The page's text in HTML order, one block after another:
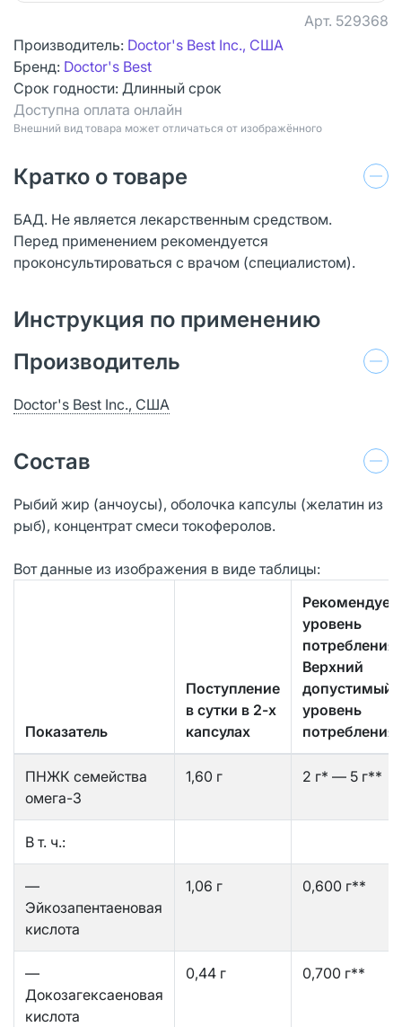
Арт. 529368
Производитель: Doctor's Best Inc., США
Бренд: Doctor's Best
Срок годности: Длинный срок
Доступна оплата онлайн
Bнешний вид товара может отличаться от изображённого
Кратко о товаре
БАД. Не является лекарственным средством.
Перед применением рекомендуется
проконсультироваться с врачом (специалистом).
Инструкция по применению
Производитель
Doctor's Best Inc., США
Состав
Рыбий жир (анчоусы), оболочка капсулы (желатин из
рыб), концентрат смеси токоферолов.
Вот данные из изображения в виде таблицы:
Показатель
Поступление
в сутки в 2-х
капсулах
уровень
Верхний
допустимый
уровень
потребления
ПНЖК семейства
омега-3
1,60 г 2 г* — 5 г**
В т. ч.:
—
Эйкозапентаеновая
кислота
1,06 г 0,600 г**
—
Докозагексаеновая
кислота
0,44 г 0,700 г**